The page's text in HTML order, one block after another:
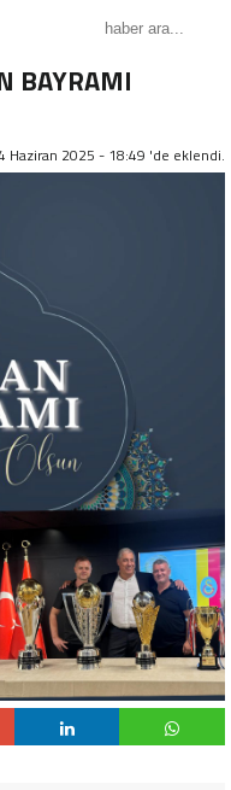
BAYRAMI
Haziran 2025 - 18:49 'de eklendi.